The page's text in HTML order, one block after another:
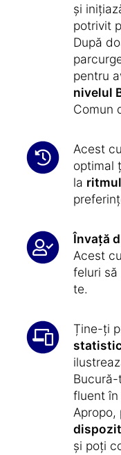
și
potrivit
După
pentru
nivelul
Comun
Acest
optimal
la
Învață
Acest
feluri
te.
Ține-ți
fluent în
Apropo,
și poți